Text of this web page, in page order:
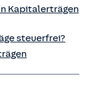
Kapitalerträgen
steuerfrei?